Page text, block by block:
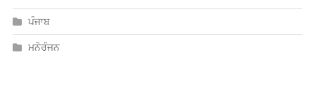
ਪੰਜਾਬ
ਮਨੋਰੰਜਨ